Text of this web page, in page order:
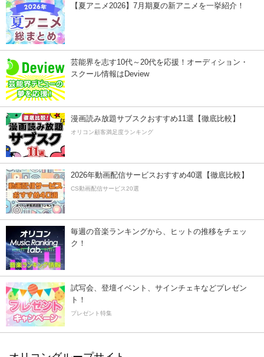
【夏アニメ2026】7月期夏の新アニメを一挙紹介！
芸能界を志す10代～20代を応援！オーディション・
スクール情報はDeview
漫画読み放題サブスクおすすめ11選【徹底比較】
オリコン顧客満足度ランキング
2026年動画配信サービスおすすめ40選【徹底比較】
CS動画配信サービス20選
毎週の音楽ランキングから、ヒットの推移をチェッ
ク！
試写会、登壇イベント、サインチェキなどプレゼン
ト！
プレゼント特集